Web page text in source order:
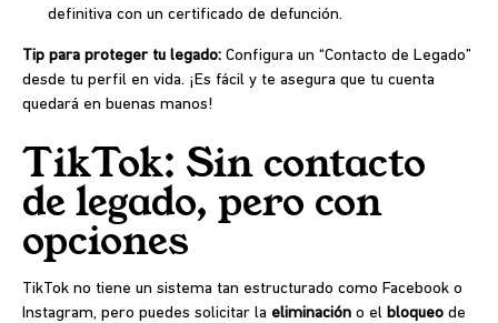
definitiva con un certificado de defunción.
Tip para proteger tu legado: Configura un “Contacto de Legado”
desde tu perfil en vida. ¡Es fácil y te asegura que tu cuenta
quedará en buenas manos!
TikTok: Sin contacto
de legado, pero con
opciones
TikTok no tiene un sistema tan estructurado como Facebook o
Instagram, pero puedes solicitar la eliminación o el bloqueo de